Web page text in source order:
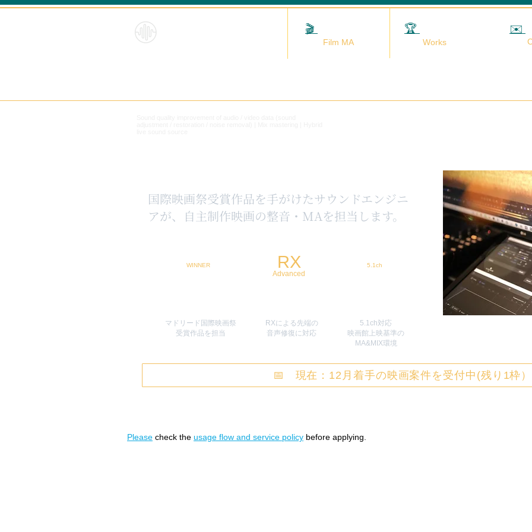
🎬 🏆 ✉️
Film MA Works
​国際映画祭受賞作品を手がけたサウンドエンジニ
アが、自主制作映画の整音・MAを担当します。
WINNER RX
Advanced
5.1ch
マドリード国際映画祭
​受賞作品を担当
RXによる先端の
​音声修復に対応
5.1ch対応
映画館上映基準の
MA&MIX環境
📅 現在：12月着手の映画案件を受付中(残り1枠）
Please check the usage flow and service policy before applying.